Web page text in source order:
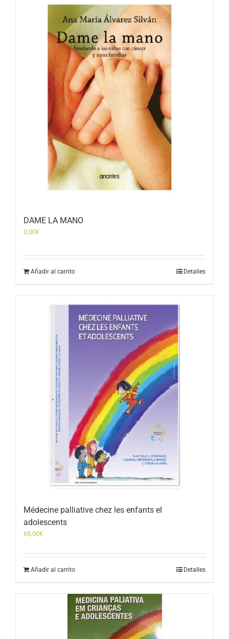
DAME LA MANO
0,00€
Añadir al carrito Detalles
Médecine palliative chez les enfants el
adolescents
65,00€
Añadir al carrito Detalles